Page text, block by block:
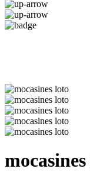
mocasines